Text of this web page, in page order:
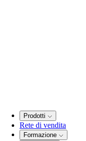
Prodotti
Rete di vendita
Formazione